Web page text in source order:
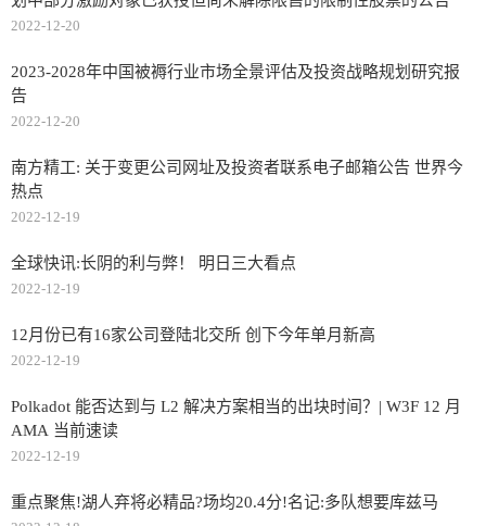
2022-12-20
2023-2028年中国被褥行业市场全景评估及投资战略规划研究报
告
2022-12-20
南方精工: 关于变更公司网址及投资者联系电子邮箱公告 世界今
热点
2022-12-19
全球快讯:长阴的利与弊！ 明日三大看点
2022-12-19
12月份已有16家公司登陆北交所 创下今年单月新高
2022-12-19
Polkadot 能否达到与 L2 解决方案相当的出块时间？| W3F 12 月
AMA 当前速读
2022-12-19
重点聚焦!湖人弃将必精品?场均20.4分!名记:多队想要库兹马